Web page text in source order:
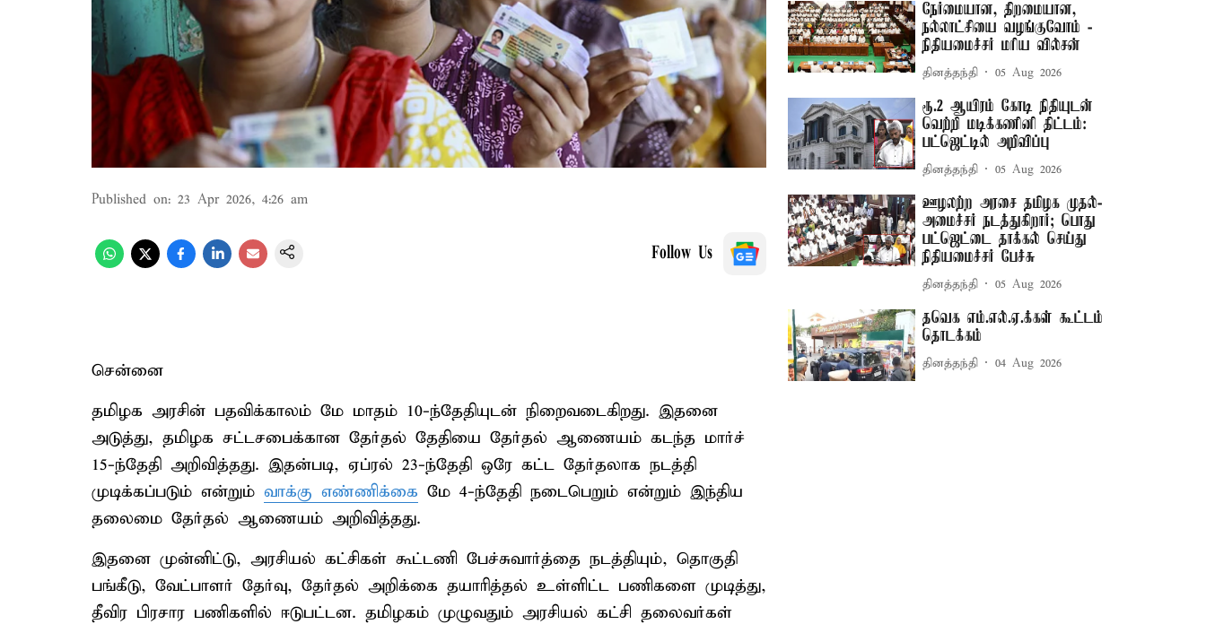
Published on: 23 Apr 2026, 4:26 am
Follow Us
சென்னை
தமிழக அரசின் பதவிக்காலம் மே மாதம் 10-ந்தேதியுடன் நிறைவடைகிறது. இதனை
அடுத்து, தமிழக சட்டசபைக்கான தேர்தல் தேதியை தேர்தல் ஆணையம் கடந்த மார்ச்
15-ந்தேதி அறிவித்தது. இதன்படி, ஏப்ரல் 23-ந்தேதி ஒரே கட்ட தேர்தலாக நடத்தி
முடிக்கப்படும் என்றும் வாக்கு எண்ணிக்கை மே 4-ந்தேதி நடைபெறும் என்றும் இந்திய
தலைமை தேர்தல் ஆணையம் அறிவித்தது.
இதனை முன்னிட்டு, அரசியல் கட்சிகள் கூட்டணி பேச்சுவார்த்தை நடத்தியும், தொகுதி
பங்கீடு, வேட்பாளர் தேர்வு, தேர்தல் அறிக்கை தயாரித்தல் உள்ளிட்ட பணிகளை முடித்து,
தீவிர பிரசார பணிகளில் ஈடுபட்டன. தமிழகம் முழுவதும் அரசியல் கட்சி தலைவர்கள்
நேர்மையான, திறமையான,
நல்லாட்சியை வழங்குவோம் -
நிதியமைச்சர் மரிய வில்சன்
தினத்தந்தி 05 Aug 2026
ரூ.2 ஆயிரம் கோடி நிதியுடன்
வெற்றி மடிக்கணினி திட்டம்:
பட்ஜெட்டில் அறிவிப்பு
தினத்தந்தி 05 Aug 2026
ஊழலற்ற அரசை தமிழக முதல்-
அமைச்சர் நடத்துகிறார்; பொது
பட்ஜெட்டை தாக்கல் செய்து
நிதியமைச்சர் பேச்சு
தினத்தந்தி 05 Aug 2026
தவெக எம்.எல்.ஏ.க்கள் கூட்டம்
தொடக்கம்
தினத்தந்தி 04 Aug 2026